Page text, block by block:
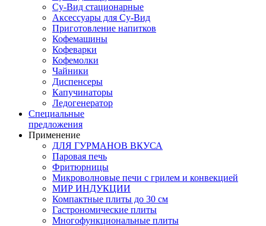
Су-Вид стационарные
Аксессуары для Су-Вид
Приготовление напитков
Кофемашины
Кофеварки
Кофемолки
Чайники
Диспенсеры
Капучинаторы
Ледогенератор
Специальные
предложения
Применение
ДЛЯ ГУРМАНОВ ВКУСА
Паровая печь
Фритюрницы
Микроволновые печи с грилем и конвекцией
МИР ИНДУКЦИИ
Компактные плиты до 30 см
Гастрономические плиты
Многофункциональные плиты